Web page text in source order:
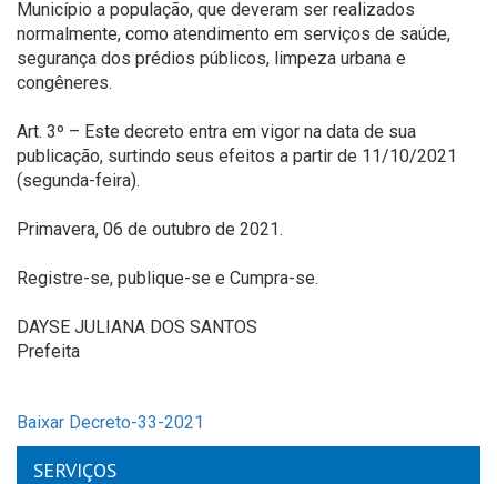
Município a população, que deveram ser realizados
normalmente, como atendimento em serviços de saúde,
segurança dos prédios públicos, limpeza urbana e
congêneres.
Art. 3º – Este decreto entra em vigor na data de sua
publicação, surtindo seus efeitos a partir de 11/10/2021
(segunda-feira).
Primavera, 06 de outubro de 2021.
Registre-se, publique-se e Cumpra-se.
DAYSE JULIANA DOS SANTOS
Prefeita
Baixar Decreto-33-2021
SERVIÇOS